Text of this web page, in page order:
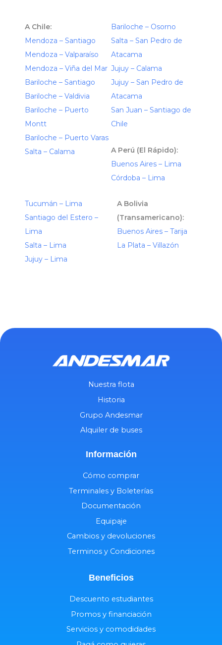
A Chile:
Mendoza – Santiago
Mendoza – Valparaíso
Mendoza – Viña del Mar
Bariloche – Santiago
Bariloche – Valdivia
Bariloche – Puerto
Montt
Bariloche – Puerto Varas
Salta – Calama
Bariloche – Osorno
Salta – San Pedro de
Atacama
Jujuy – Calama
Jujuy – San Pedro de
Atacama
San Juan – Santiago de
Chile
A Perú (El Rápido):
Buenos Aires – Lima
Córdoba – Lima
Tucumán – Lima
Santiago del Estero –
Lima
Salta – Lima
Jujuy – Lima
A Bolivia
(Transamericano):
Buenos Aires – Tarija
La Plata – Villazón
Nuestra flota
Historia
Grupo Andesmar
Alquiler de buses
Información
Cómo comprar
Terminales y Boleterías
Documentación
Equipaje
Cambios y devoluciones
Terminos y Condiciones
Beneficios
Descuento estudiantes
Promos y financiación
Servicios y comodidades